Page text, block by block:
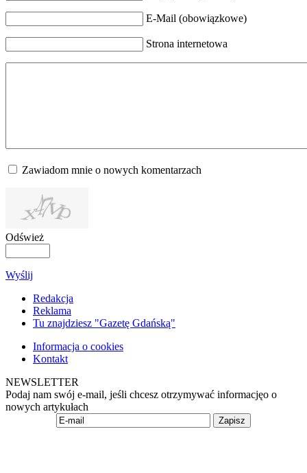
E-Mail (obowiązkowe)
Strona internetowa
Zawiadom mnie o nowych komentarzach
Odśwież
Wyślij
Redakcja
Reklama
Tu znajdziesz "Gazetę Gdańską"
Informacja o cookies
Kontakt
NEWSLETTER
Podaj nam swój e-mail, jeśli chcesz otrzymywać informacjęo o
nowych artykułach
Zapisz